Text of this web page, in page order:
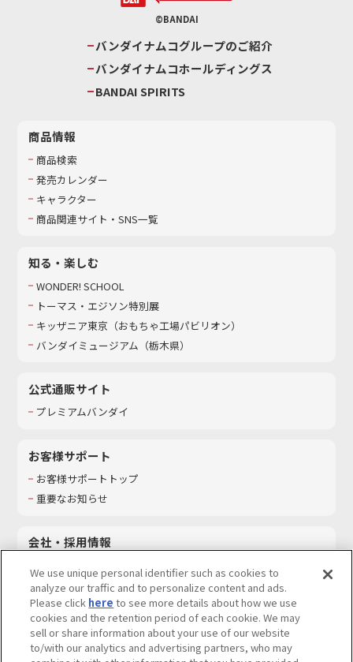
©BANDAI
バンダイナムコグループのご紹介
バンダイナムコホールディングス
BANDAI SPIRITS
商品情報
商品検索
発売カレンダー
キャラクター
商品関連サイト・SNS一覧
知る・楽しむ
WONDER! SCHOOL
トーマス・エジソン特別展
キッザニア東京（おもちゃ工場パビリオン）​
バンダイミュージアム（栃木県）
公式通販サイト
プレミアムバンダイ
お客様サポート
お客様サポートトップ
重要なお知らせ
会社・採用情報
採用情報
サステナビリティ
お問い合わせ
We use unique personal identifier such as cookies to
analyze our traffic and to personalize content and ads.
Please click here to see more details about how we use
cookies and the retention period of each cookie. We may
sell or share information about your use of our website
to/with our analytics and advertising partners, who may